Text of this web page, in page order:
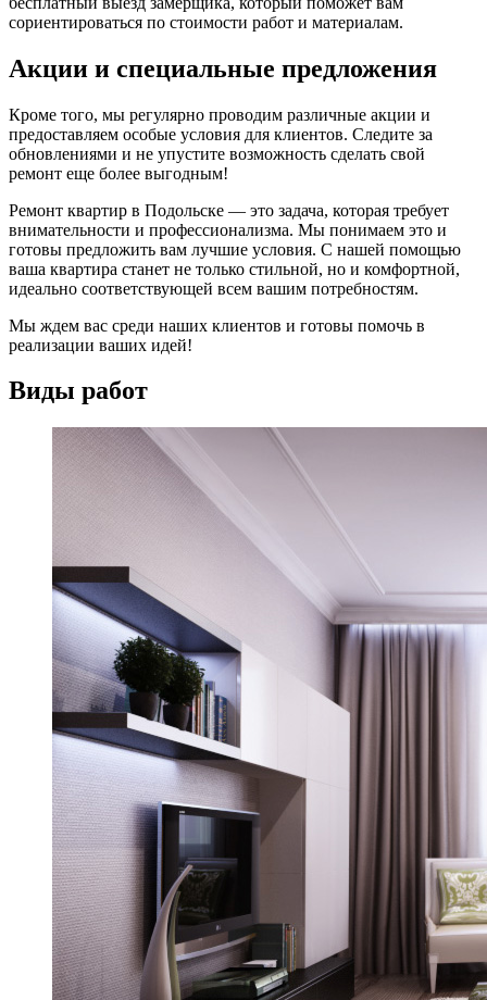
сориентироваться по стоимости работ и материалам.
Акции и специальные предложения
Кроме того, мы регулярно проводим различные акции и
предоставляем особые условия для клиентов. Следите за
обновлениями и не упустите возможность сделать свой
ремонт еще более выгодным!
Ремонт квартир в Подольске — это задача, которая требует
внимательности и профессионализма. Мы понимаем это и
готовы предложить вам лучшие условия. С нашей помощью
ваша квартира станет не только стильной, но и комфортной,
идеально соответствующей всем вашим потребностям.
Мы ждем вас среди наших клиентов и готовы помочь в
реализации ваших идей!
Виды работ